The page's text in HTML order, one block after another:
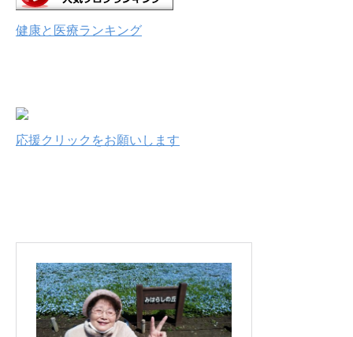
健康と医療ランキング
応援クリックをお願いします